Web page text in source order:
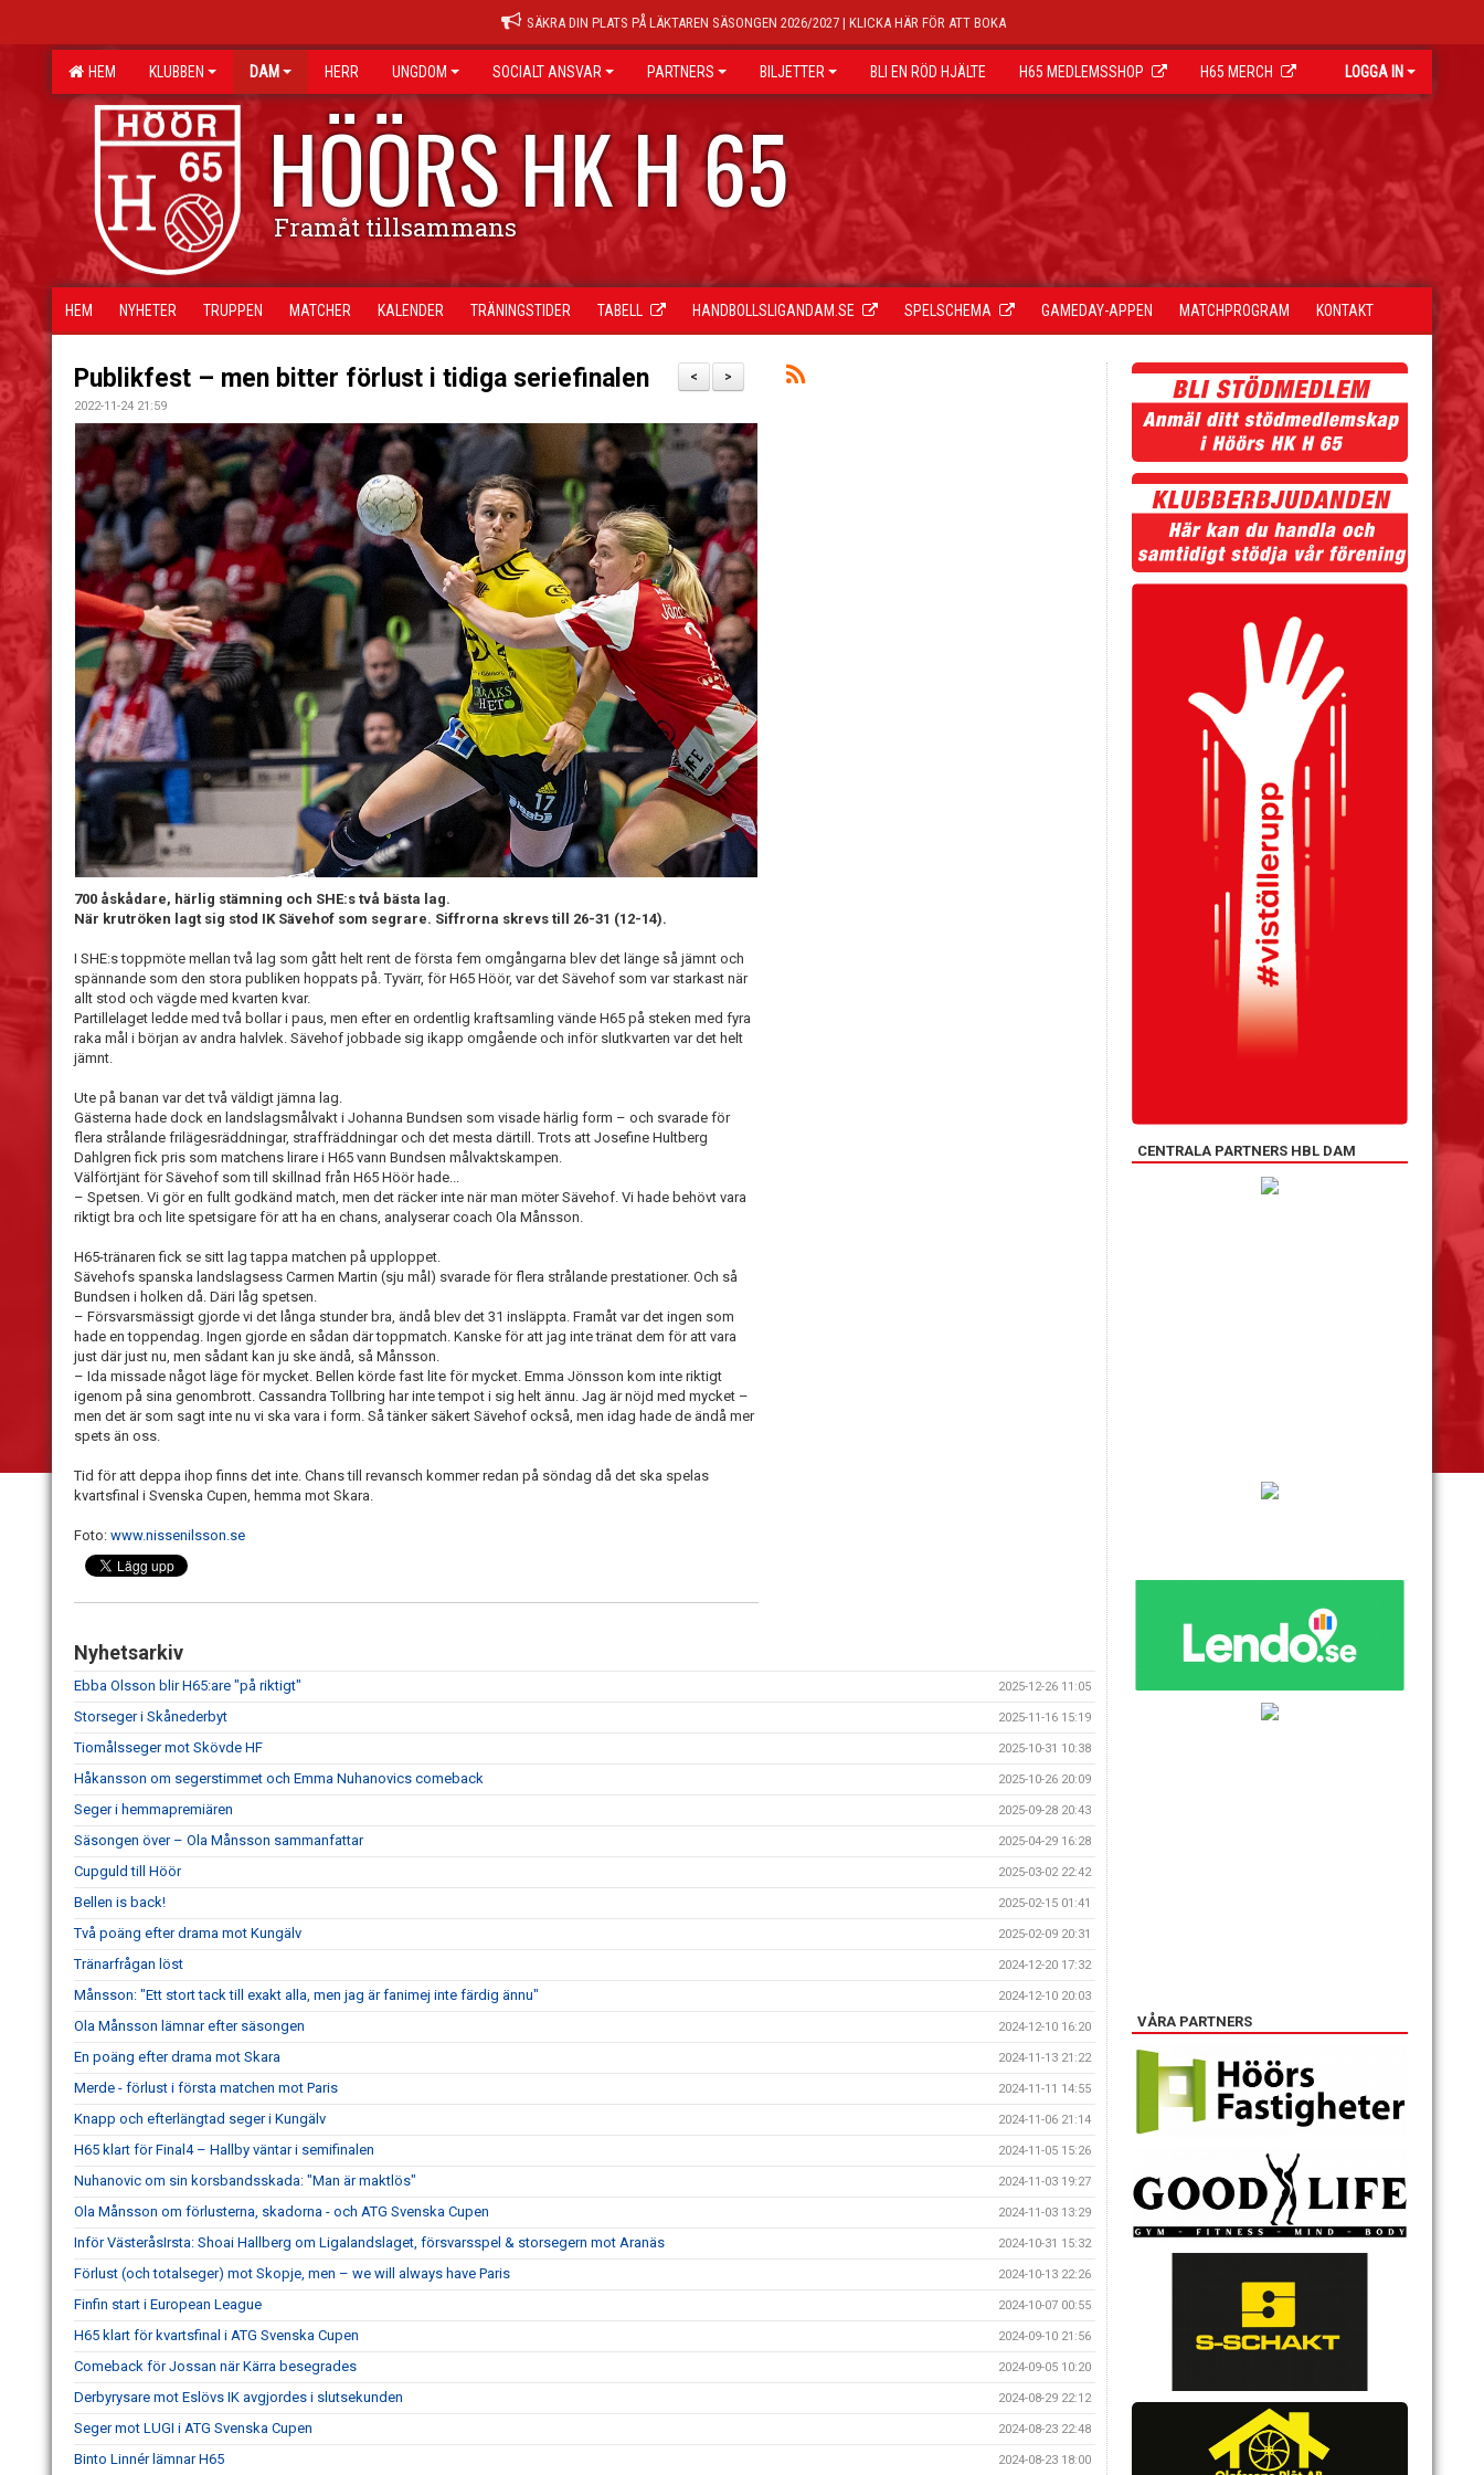
SÄKRA DIN PLATS PÅ LÄKTAREN SÄSONGEN 2026/2027 | KLICKA HÄR FÖR ATT BOKA
HEM KLUBBEN DAM HERR UNGDOM SOCIALT ANSVAR PARTNERS BILJETTER BLI EN RÖD HJÄLTE H65 MEDLEMSSHOP H65 MERCH LOGGA IN
HÖÖRS HK H 65
Framåt tillsammans
HEM NYHETER TRUPPEN MATCHER KALENDER TRÄNINGSTIDER TABELL HANDBOLLSLIGANDAM.SE SPELSCHEMA GAMEDAY-APPEN MATCHPROGRAM KONTAKT
>
<
Publikfest – men bitter förlust i tidiga seriefinalen
2022-11-24 21:59
700 åskådare, härlig stämning och SHE:s två bästa lag.
När krutröken lagt sig stod IK Sävehof som segrare. Siffrorna skrevs till 26-31 (12-14).
I SHE:s toppmöte mellan två lag som gått helt rent de första fem omgångarna blev det länge så jämnt och
spännande som den stora publiken hoppats på. Tyvärr, för H65 Höör, var det Sävehof som var starkast när
allt stod och vägde med kvarten kvar.
Partillelaget ledde med två bollar i paus, men efter en ordentlig kraftsamling vände H65 på steken med fyra
raka mål i början av andra halvlek. Sävehof jobbade sig ikapp omgående och inför slutkvarten var det helt
jämnt.
Ute på banan var det två väldigt jämna lag.
Gästerna hade dock en landslagsmålvakt i Johanna Bundsen som visade härlig form – och svarade för
flera strålande frilägesräddningar, straffräddningar och det mesta därtill. Trots att Josefine Hultberg
Dahlgren fick pris som matchens lirare i H65 vann Bundsen målvaktskampen.
Välförtjänt för Sävehof som till skillnad från H65 Höör hade...
– Spetsen. Vi gör en fullt godkänd match, men det räcker inte när man möter Sävehof. Vi hade behövt vara
riktigt bra och lite spetsigare för att ha en chans, analyserar coach Ola Månsson.
H65-tränaren fick se sitt lag tappa matchen på upploppet.
Sävehofs spanska landslagsess Carmen Martin (sju mål) svarade för flera strålande prestationer. Och så
Bundsen i holken då. Däri låg spetsen.
– Försvarsmässigt gjorde vi det långa stunder bra, ändå blev det 31 insläppta. Framåt var det ingen som
hade en toppendag. Ingen gjorde en sådan där toppmatch. Kanske för att jag inte tränat dem för att vara
just där just nu, men sådant kan ju ske ändå, så Månsson.
– Ida missade något läge för mycket. Bellen körde fast lite för mycket. Emma Jönsson kom inte riktigt
igenom på sina genombrott. Cassandra Tollbring har inte tempot i sig helt ännu. Jag är nöjd med mycket –
men det är som sagt inte nu vi ska vara i form. Så tänker säkert Sävehof också, men idag hade de ändå mer
spets än oss.
Tid för att deppa ihop finns det inte. Chans till revansch kommer redan på söndag då det ska spelas
kvartsfinal i Svenska Cupen, hemma mot Skara.
Foto: www.nissenilsson.se
Nyhetsarkiv
Ebba Olsson blir H65:are "på riktigt" 2025-12-26 11:05
Storseger i Skånederbyt 2025-11-16 15:19
Tiomålsseger mot Skövde HF 2025-10-31 10:38
Håkansson om segerstimmet och Emma Nuhanovics comeback 2025-10-26 20:09
Seger i hemmapremiären 2025-09-28 20:43
Säsongen över – Ola Månsson sammanfattar 2025-04-29 16:28
Cupguld till Höör 2025-03-02 22:42
Bellen is back! 2025-02-15 01:41
Två poäng efter drama mot Kungälv 2025-02-09 20:31
Tränarfrågan löst 2024-12-20 17:32
Månsson: "Ett stort tack till exakt alla, men jag är fanimej inte färdig ännu" 2024-12-10 20:03
Ola Månsson lämnar efter säsongen 2024-12-10 16:20
En poäng efter drama mot Skara 2024-11-13 21:22
Merde - förlust i första matchen mot Paris 2024-11-11 14:55
Knapp och efterlängtad seger i Kungälv 2024-11-06 21:14
H65 klart för Final4 – Hallby väntar i semifinalen 2024-11-05 15:26
Nuhanovic om sin korsbandsskada: "Man är maktlös" 2024-11-03 19:27
Ola Månsson om förlusterna, skadorna - och ATG Svenska Cupen 2024-11-03 13:29
Inför VästeråsIrsta: Shoai Hallberg om Ligalandslaget, försvarsspel & storsegern mot Aranäs 2024-10-31 15:32
Förlust (och totalseger) mot Skopje, men – we will always have Paris 2024-10-13 22:26
Finfin start i European League 2024-10-07 00:55
H65 klart för kvartsfinal i ATG Svenska Cupen 2024-09-10 21:56
Comeback för Jossan när Kärra besegrades 2024-09-05 10:20
Derbyrysare mot Eslövs IK avgjordes i slutsekunden 2024-08-29 22:12
Seger mot LUGI i ATG Svenska Cupen 2024-08-23 22:48
Binto Linnér lämnar H65 2024-08-23 18:00
CENTRALA PARTNERS HBL DAM
VÅRA PARTNERS